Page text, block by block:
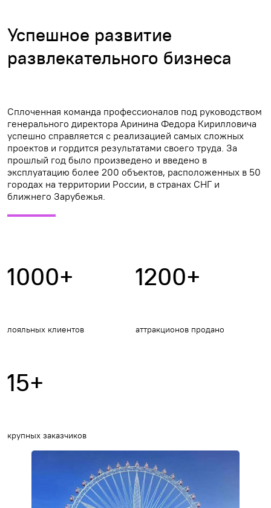
Успешное развитие
развлекательного бизнеса
Сплоченная команда профессионалов под руководством
генерального директора Аринина Федора Кирилловича
успешно справляется с реализацией самых сложных
проектов и гордится результатами своего труда. За
прошлый год было произведено и введено в
эксплуатацию более 200 объектов, расположенных в 50
городах на территории России, в странах СНГ и
ближнего Зарубежья.
1000+
лояльных клиентов
1200+
аттракционов продано
15+
крупных заказчиков